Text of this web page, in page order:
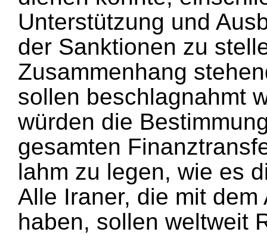
Unterstützung und
der Sanktionen zu
Zusammenhang
sollen beschlagnahmt
würden die
gesamten
lahm zu legen, wie es
Alle Iraner, die mit
haben, sollen weltweit